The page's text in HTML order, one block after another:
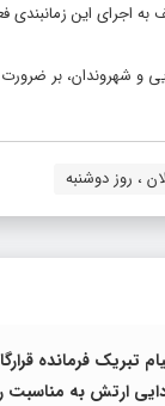
به اجرای این
و شهروندان،
، روز دوشنبه
تبریک فرمانده
ارتش به مناسبت